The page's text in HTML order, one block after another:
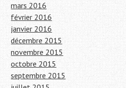
mars 2016
février 2016
janvier 2016
décembre 2015
novembre 2015
octobre 2015
septembre 2015